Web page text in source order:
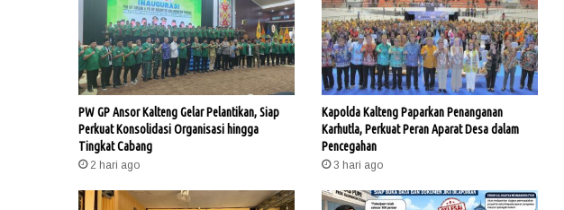
PW GP Ansor Kalteng Gelar Pelantikan, Siap
Perkuat Konsolidasi Organisasi hingga
Tingkat Cabang
2 hari ago
Kapolda Kalteng Paparkan Penanganan
Karhutla, Perkuat Peran Aparat Desa dalam
Pencegahan
3 hari ago